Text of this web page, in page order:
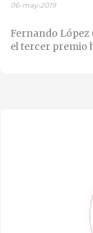
06-may-2019
Fernando López
el tercer premio